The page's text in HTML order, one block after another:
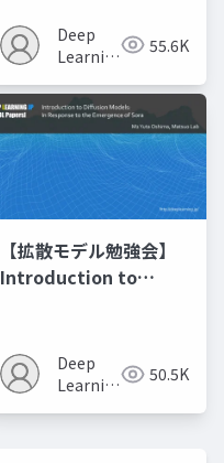
Deep
Learning
55.6K
【拡散モデル勉強会】
Introduction to
Deep
Learning
50.5K